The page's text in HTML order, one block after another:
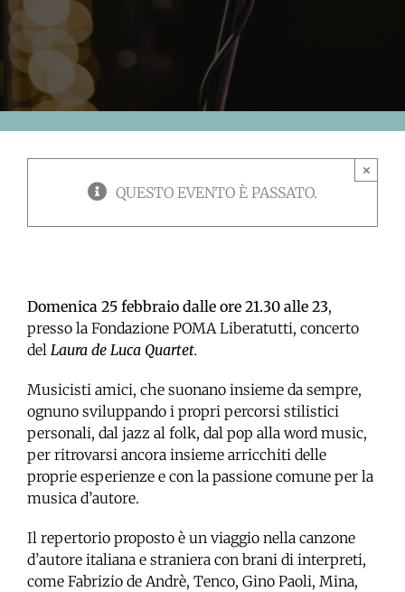
QUESTO EVENTO È PASSATO.
×
Domenica 25 febbraio dalle ore 21.30 alle 23,
presso la Fondazione POMA Liberatutti, concerto
del Laura de Luca Quartet.
Musicisti amici, che suonano insieme da sempre,
ognuno sviluppando i propri percorsi stilistici
personali, dal jazz al folk, dal pop alla word music,
per ritrovarsi ancora insieme arricchiti delle
proprie esperienze e con la passione comune per la
musica d’autore.
Il repertorio proposto è un viaggio nella canzone
d’autore italiana e straniera con brani di interpreti,
come Fabrizio de Andrè, Tenco, Gino Paoli, Mina,